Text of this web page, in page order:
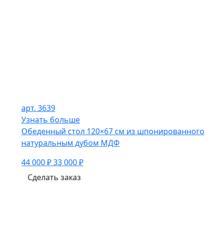
арт. 3639
Узнать больше
Обеденный стол 120×67 см из шпонированного
натуральным дубом МДФ
44 000 ₽33 000 ₽
Сделать заказ